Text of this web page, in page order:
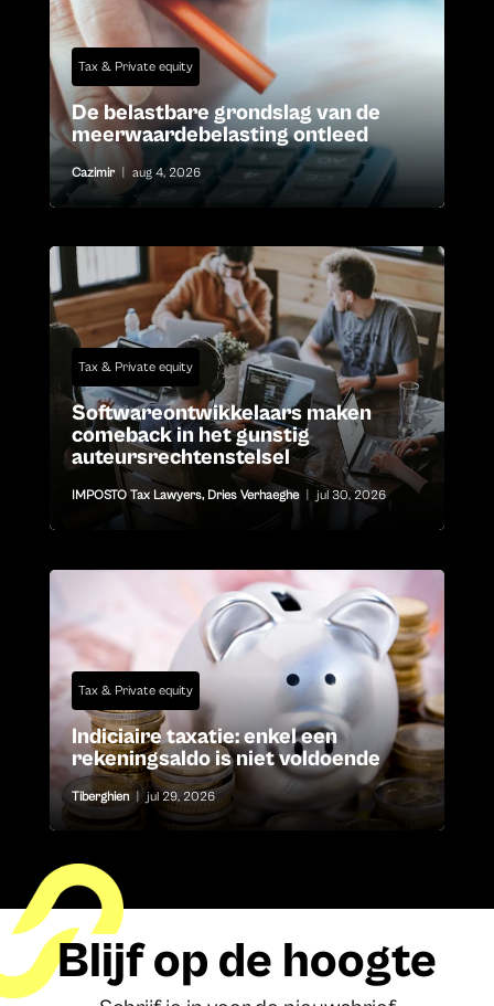
Tax & Private equity
De belastbare grondslag van de
meerwaardebelasting ontleed
Cazimir aug 4, 2026
Tax & Private equity
Softwareontwikkelaars maken
comeback in het gunstig
auteursrechtenstelsel
IMPOSTO Tax Lawyers, Dries Verhaeghe jul 30, 2026
Tax & Private equity
Indiciaire taxatie: enkel een
rekeningsaldo is niet voldoende
Tiberghien jul 29, 2026
Blijf op de hoogte